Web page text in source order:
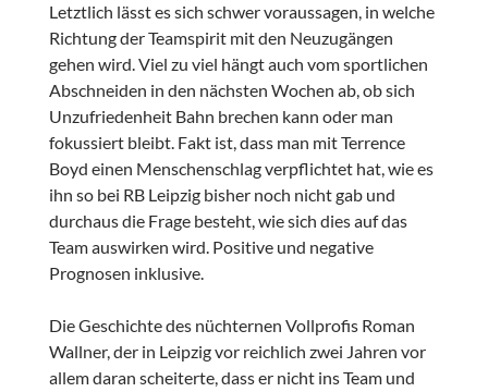
Letztlich lässt es sich schwer voraussagen, in welche
Richtung der Teamspirit mit den Neuzugängen
gehen wird. Viel zu viel hängt auch vom sportlichen
Abschneiden in den nächsten Wochen ab, ob sich
Unzufriedenheit Bahn brechen kann oder man
fokussiert bleibt. Fakt ist, dass man mit Terrence
Boyd einen Menschenschlag verpflichtet hat, wie es
ihn so bei RB Leipzig bisher noch nicht gab und
durchaus die Frage besteht, wie sich dies auf das
Team auswirken wird. Positive und negative
Prognosen inklusive.
Die Geschichte des nüchternen Vollprofis Roman
Wallner, der in Leipzig vor reichlich zwei Jahren vor
allem daran scheiterte, dass er nicht ins Team und